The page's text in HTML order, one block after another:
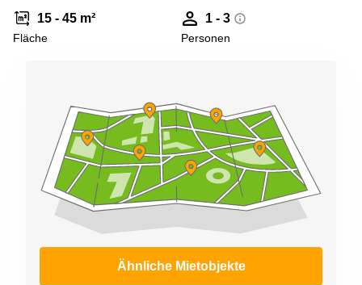
Büro
Nürnberg
Meetingraum
Berlin
Coworking
Erna-
Scheffler-
Str. 1A
Ludwig-
Erhard-
Straße 18
Hamburg
15 - 45 m²
Fläche
1 - 3
Personen
Ähnliche Mietobjekte